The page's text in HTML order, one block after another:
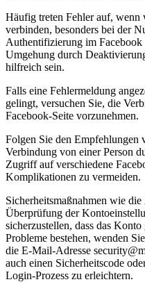
Häufig treten Fehler auf,
verbinden, besonders bei der
Authentifizierung im
Umgehung durch
hilfreich sein.
Falls eine Fehlermeldung
gelingt, versuchen Sie, die
Facebook-Seite vorzunehmen.
Folgen Sie den Empfehlungen
Verbindung von einer Person
Zugriff auf verschiedene
Komplikationen zu vermeiden.
Sicherheitsmaßnahmen wie
Überprüfung der
sicherzustellen, dass das
Probleme bestehen, wenden
die E-Mail-Adresse
auch einen Sicherheitscode
Login-Prozess zu erleichtern.